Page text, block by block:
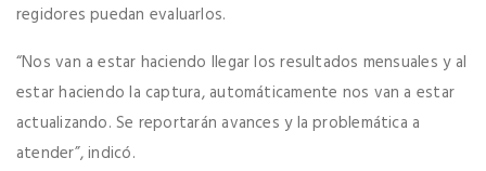
regidores puedan evaluarlos.
“Nos van a estar haciendo llegar los resultados mensuales y al
estar haciendo la captura, automáticamente nos van a estar
actualizando. Se reportarán avances y la problemática a
atender”, indicó.